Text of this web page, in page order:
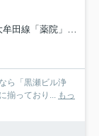
線「薬院」駅 徒歩8分
ら「黒瀬ビル浄
揃っており...
もっ